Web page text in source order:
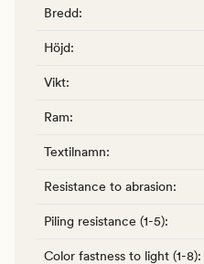
Bredd:
Höjd:
Vikt:
Ram:
Textilnamn:
Resistance to abrasion:
Piling resistance (1-5):
Color fastness to light (1-8):